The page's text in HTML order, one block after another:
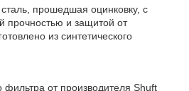
прошедшая оцинковку, с
прочностью и защитой от
из синтетического
фильтра от производителя Shuft